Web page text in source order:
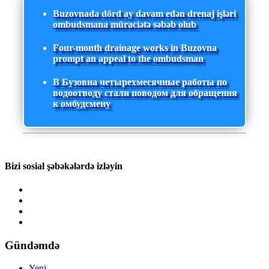
Buzovnada dörd ay davam edən drenaj işləri
ombudsmana müraciətə səbəb olub
Four-month drainage works in Buzovna
prompt an appeal to the ombudsman
В Бузовна четырехмесячные работы по
водоотводу стали поводом для обращения
к омбудсмену
Bizi sosial şəbəkələrdə izləyin
Gündəmdə